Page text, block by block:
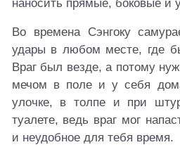
Во времена Сэнгоку
удары в любом месте, где
Враг был везде, а потому
мечом в поле и у себя
улочке, в толпе и при
туалете, ведь враг мог
и неудобное для тебя время.